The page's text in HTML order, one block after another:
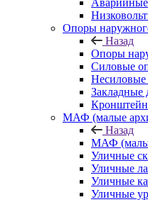
Аварийные
Опоры
Назад
Опоры
Силовые
Закладные
МАФ (малые
Назад
МАФ
Уличные
Уличные
Уличные
Уличные